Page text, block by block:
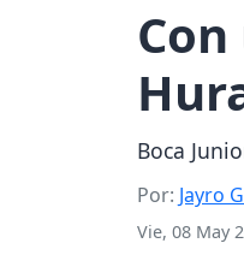
Boca
Por: Jayro
Vie, 08 May